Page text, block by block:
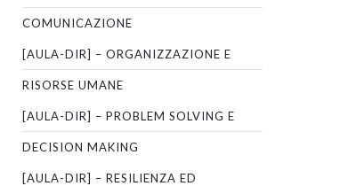
COMUNICAZIONE
[AULA-DIR] – ORGANIZZAZIONE E
RISORSE UMANE
[AULA-DIR] – PROBLEM SOLVING E
DECISION MAKING
[AULA-DIR] – RESILIENZA ED